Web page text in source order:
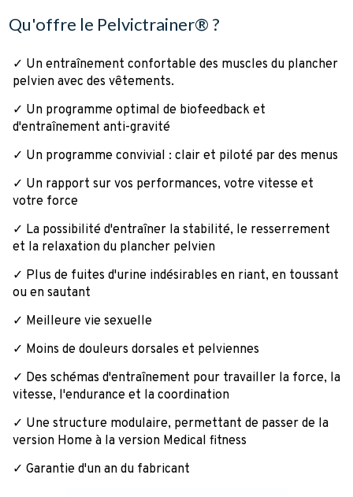
Qu'offre le Pelvictrainer® ?
✓ Un entraînement confortable des muscles du plancher
pelvien avec des vêtements.
✓ Un programme optimal de biofeedback et
d'entraînement anti-gravité
✓ Un programme convivial : clair et piloté par des menus
✓ Un rapport sur vos performances, votre vitesse et
votre force
✓ La possibilité d'entraîner la stabilité, le resserrement
et la relaxation du plancher pelvien
✓ Plus de fuites d'urine indésirables en riant, en toussant
ou en sautant
✓ Meilleure vie sexuelle
✓ Moins de douleurs dorsales et pelviennes
✓ Des schémas d'entraînement pour travailler la force, la
vitesse, l'endurance et la coordination
✓ Une structure modulaire, permettant de passer de la
version Home à la version Medical fitness
✓ Garantie d'un an du fabricant